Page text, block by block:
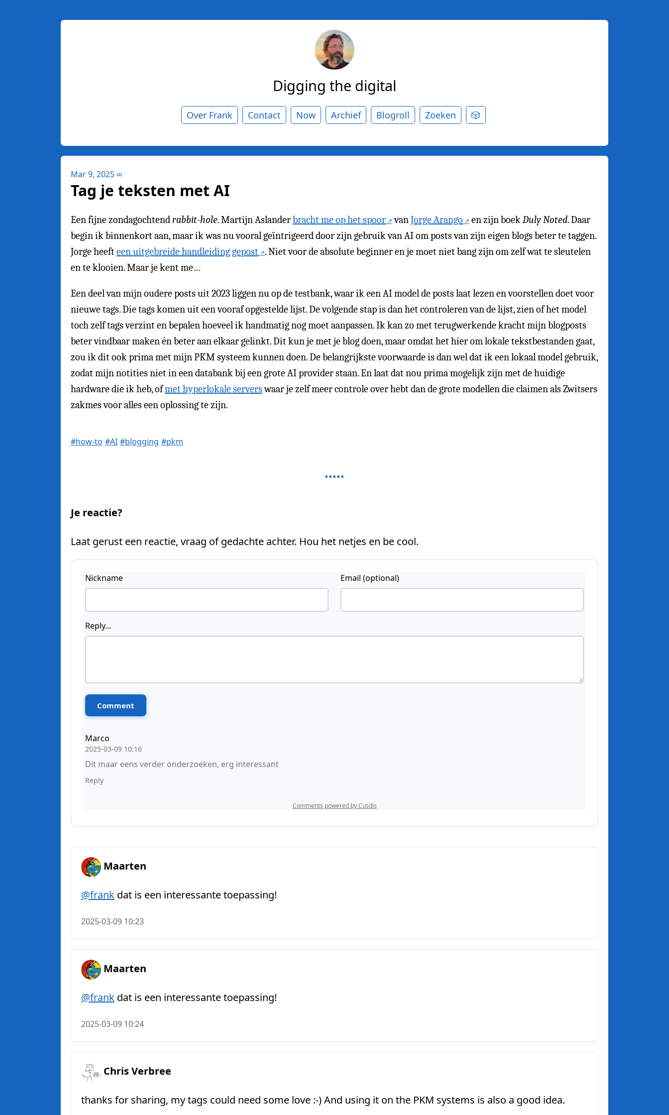
Digging the digital
Over Frank Contact Now Archief Blogroll Zoeken 🎲
Mar 9, 2025∞
Tag je teksten met AI
Een fijne zondagochtendrabbit-hole. Martijn Aslanderbracht me op het spoor vanJorge Arango en zijn boekDuly Noted. Daar
begin ik binnenkort aan, maar ik was nu vooral geïntrigeerd door zijn gebruik van AI om posts van zijn eigen blogs beter te taggen.
Jorge heefteen uitgebreide handleiding gepost
. Niet voor de absolute beginner en je moet niet bang zijn om zelf wat te sleutelen
en te klooien. Maar je kent me…
Een deel van mijn oudere posts uit 2023 liggen nu op de testbank, waar ik een AI model de posts laat lezen en voorstellen doet voor
nieuwe tags. Die tags komen uit een vooraf opgestelde lijst. De volgende stap is dan het controleren van de lijst, zien of het model
toch zelf tags verzint en bepalen hoeveel ik handmatig nog moet aanpassen. Ik kan zo met terugwerkende kracht mijn blogposts
beter vindbaar maken én beter aan elkaar gelinkt. Dit kun je met je blog doen, maar omdat het hier om lokale tekstbestanden gaat,
zou ik dit ook prima met mijn PKM systeem kunnen doen. De belangrijkste voorwaarde is dan wel dat ik een lokaal model gebruik,
zodat mijn notities niet in een databank bij een grote AI provider staan. En laat dat nou prima mogelijk zijn met de huidige
hardware die ik heb, ofmet hyperlokale serverswaar je zelf meer controle over hebt dan de grote modellen die claimen als Zwitsers
zakmes voor alles een oplossing te zijn.
#how-to #AI #blogging #pkm
Je reactie?
Laat gerust een reactie, vraag of gedachte achter. Hou het netjes en be cool.
Maarten
@frank dat is een interessante toepassing!
2025-03-09 10:23
Maarten
@frank dat is een interessante toepassing!
2025-03-09 10:24
Chris Verbree
thanks for sharing, my tags could need some love :-) And using it on the PKM systems is also a good idea.